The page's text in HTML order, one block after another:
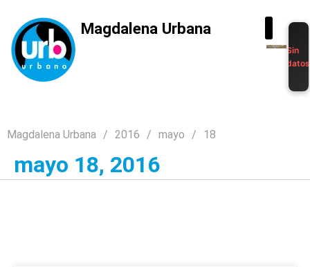
Magdalena Urbana
Sin
datos
Magdalena Urbana 2016 mayo 18
mayo 18, 2016